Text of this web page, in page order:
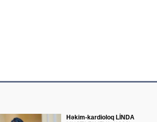
Həkim-kardioloq LİNDA